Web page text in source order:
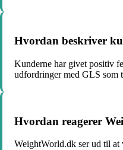
Hvordan beskriver
Kunderne har givet positiv
udfordringer med GLS som
Hvordan reagerer
WeightWorld.dk ser ud til at